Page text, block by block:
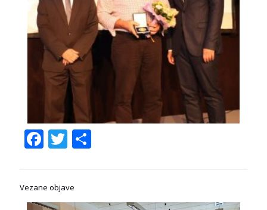
Facebook
Twitter
Share
Vezane objave